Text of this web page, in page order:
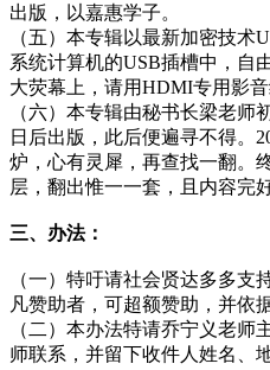
出版，以嘉惠学子。
（五）本专辑以最新加密技术
系统计算机的USB插槽中，自
大荧幕上，请用HDMI专用影音
（六）本专辑由秘书长梁老
日后出版，此后便遍寻不得。
炉，心有灵犀，再查找一翻。
层，翻出惟一一套，且内容完
三、办法：
（一）特吁请社会贤达多多支
凡赞助者，可超额赞助，并依
（二）本办法特请乔宁义老师
师联系，并留下收件人姓名、